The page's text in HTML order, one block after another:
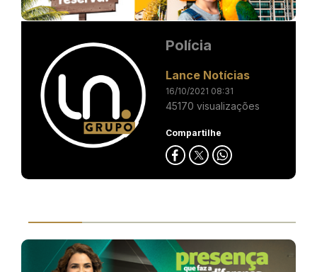
Polícia
Lance Notícias
16/10/2021 08:31
45170 visualizações
Compartilhe